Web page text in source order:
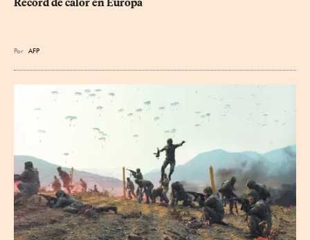
Récord de calor en Europa
Por AFP